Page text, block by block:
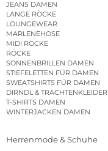
JEANS DAMEN
LANGE RÖCKE
LOUNGEWEAR
MARLENEHOSE
MIDI RÖCKE
RÖCKE
SONNENBRILLEN DAMEN
STIEFELETTEN FÜR DAMEN
SWEATSHIRTS FÜR DAMEN
DIRNDL & TRACHTENKLEIDER
T-SHIRTS DAMEN
WINTERJACKEN DAMEN
Herrenmode & Schuhe